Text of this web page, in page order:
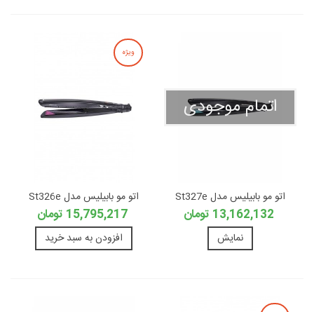
اتمام موجودی
اتو مو بابیلیس مدل St327e
13,162,132 تومان
نمایش
ویژه
اتو مو بابیلیس مدل St326e
15,795,217 تومان
افزودن به سبد خرید